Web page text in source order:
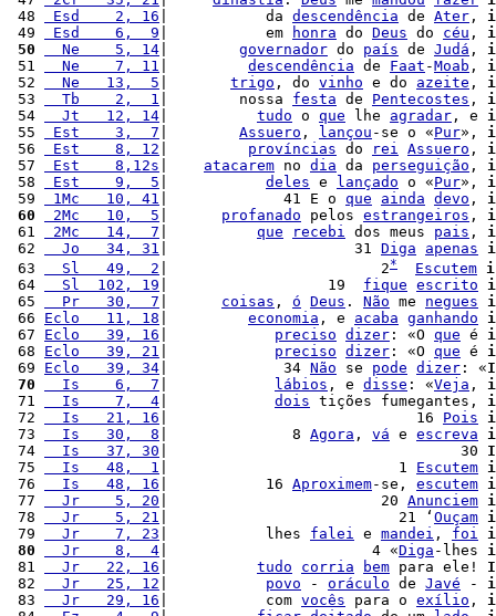
48
Esd    2, 16 |           da descendência de Ater ,
49
Esd    6,  9 |           em honra do Deus do céu ,
50
  Ne    5, 14
governador do país de Judá ,
51
  Ne    7, 11
descendência de Faat -Moab ,
52
  Ne   13,  5
trigo , do vinho e do azeite ,
53
  Tb    2,  1
|        nossa festa de Pentecostes ,
54
  Jt   12, 14
tudo o que lhe agradar , e
55
Est    3,  7 Assuero , lançou -se o «Pur»,
56
Est    8, 12 províncias do rei Assuero ,
57
Est    8,12s atacarem no dia da perseguição ,
58
Est    9,  5 deles e lançado o «Pur»,
59
1Mc   10, 41 |             41 E o que ainda devo ,
60
2Mc   10,  5 profanado pelos estrangeiros ,
61
2Mc   14,  7 que recebi dos meus pais ,
62
  Jo   34, 31
|                     31 Diga apenas
63
  Sl   49,  2
|                        2* Escutem
64
  Sl  102, 19
|                  19 fique escrito
65
  Pr   30,  7
coisas , ó Deus . Não me negues
66 Eclo   11, 18 economia , e acaba ganhando
67 Eclo   39, 16 preciso dizer : «O que é
68 Eclo   39, 21 preciso dizer : «O que é
69 Eclo   39, 34 |             34 Não se pode dizer : «
70
  Is    6,  7
lábios , e disse : «Veja ,
71
  Is    7,  4
dois tições fumegantes,
72
  Is   21, 16
|                            16 Pois
73
  Is   30,  8
|              8 Agora , vá e escreva
74
  Is   37, 30
|                                 30
75
  Is   48,  1
|                          1 Escutem
76
  Is   48, 16
|           16 Aproximem-se, escutem
77
  Jr    5, 20
|                        20 Anunciem
78
  Jr    5, 21
|                          21 ‘ Ouçam
79
  Jr    7, 23
|           lhes falei e mandei , foi
80
  Jr    8,  4
|                       4 «Diga -lhes
81
  Jr   22, 16
tudo corria bem para ele!
82
  Jr   25, 12
povo - oráculo de Javé -
83
  Jr   29, 16
|           com vocês para o exílio ,